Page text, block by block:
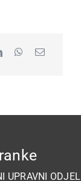
UPRAVNI ODJEL